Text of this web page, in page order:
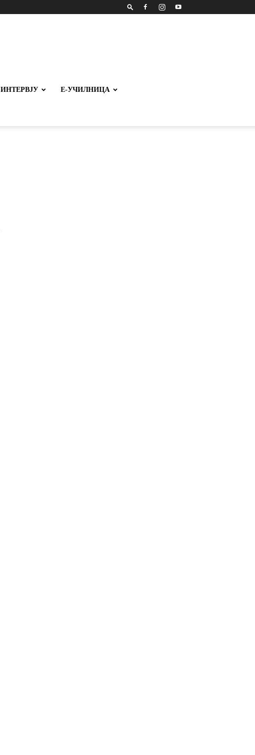
ИНТЕРВЈУ Е-УЧИЛНИЦА